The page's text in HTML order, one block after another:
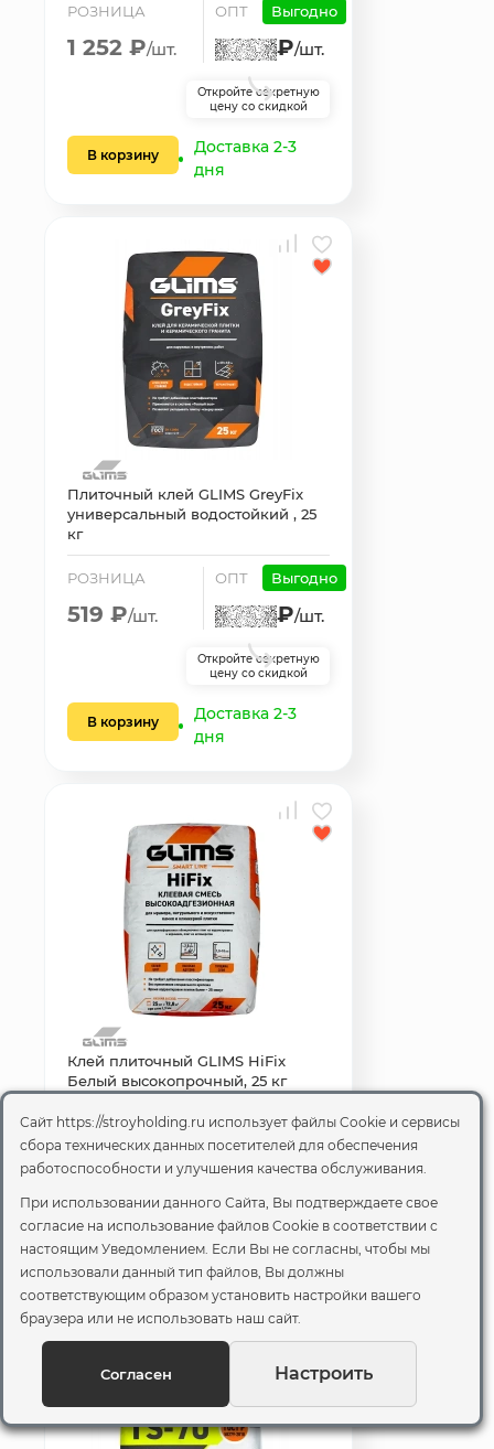
РОЗНИЦА
1 252 ₽/шт.
ОПТ Выгодно
₽/шт.
Откройте секретную
цену со скидкой
В корзину
Доставка 2-3
дня
Плиточный клей GLIMS GreyFix
универсальный водостойкий , 25
кг
РОЗНИЦА
519 ₽/шт.
ОПТ Выгодно
₽/шт.
Откройте секретную
цену со скидкой
В корзину
Доставка 2-3
дня
Клей плиточный GLIMS HiFix
Белый высокопрочный, 25 кг
РОЗНИЦА
1 349 ₽/шт.
ОПТ Выгодно
₽/шт.
Откройте секретную
цену со скидкой
В корзину
Доставка 2-3
дня
Сайт https://stroyholding.ru использует файлы Cookie и сервисы
сбора технических данных посетителей для обеспечения
работоспособности и улучшения качества обслуживания.
При использовании данного Сайта, Вы подтверждаете свое
согласие на использование файлов Cookie в соответствии с
настоящим Уведомлением. Если Вы не согласны, чтобы мы
использовали данный тип файлов, Вы должны
соответствующим образом установить настройки вашего
браузера или не использовать наш сайт.
Согласен Настроить